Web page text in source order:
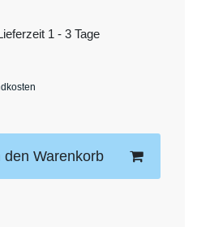
1 - 3 Tage
den Warenkorb